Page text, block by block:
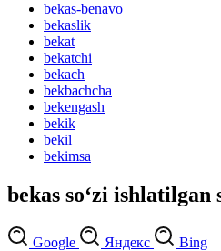
bekas-benavo
bekaslik
bekat
bekatchi
bekach
bekbachcha
bekengash
bekik
bekil
bekimsa
bekas so‘zi
Google Яндекс Bing